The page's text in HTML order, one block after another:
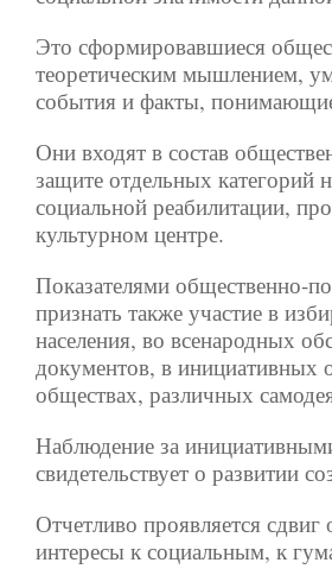
Это сформировавшиеся
теоретическим мышлением,
события и факты,
Они входят в состав
защите отдельных
социальной реабилитации,
культурном центре.
Показателями общественно-
признать также участие в
населения, во всенародных
документов, в инициативных
обществах, различных
Наблюдение за
свидетельствует о развитии
Отчетливо проявляется
интересы к социальным, к